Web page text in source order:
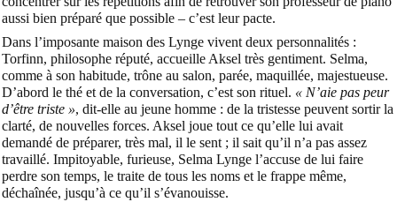
aussi bien préparé que possible – c’est leur pacte.
Dans l’imposante maison des Lynge vivent deux personnalités :
Torfinn, philosophe réputé, accueille Aksel très gentiment. Selma,
comme à son habitude, trône au salon, parée, maquillée, majestueuse.
D’abord le thé et de la conversation, c’est son rituel. « N’aie pas peur
d’être triste », dit-elle au jeune homme : de la tristesse peuvent sortir la
clarté, de nouvelles forces. Aksel joue tout ce qu’elle lui avait
demandé de préparer, très mal, il le sent ; il sait qu’il n’a pas assez
travaillé. Impitoyable, furieuse, Selma Lynge l’accuse de lui faire
perdre son temps, le traite de tous les noms et le frappe même,
déchaînée, jusqu’à ce qu’il s’évanouisse.